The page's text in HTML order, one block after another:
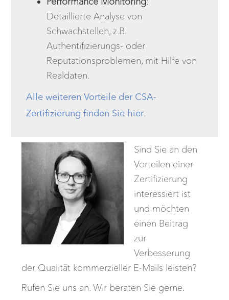
Detaillierte Analyse von
Schwachstellen, z.B.
Authentifizierungs- oder
Reputationsproblemen, mit Hilfe von
Realdaten.
Alle weiteren Vorteile der CSA-
Zertifizierung finden Sie hier.
Sind Sie an den
Vorteilen einer
Zertifizierung
interessiert ist
und möchten
einen Beitrag
zur
Verbesserung
der Qualität kommerzieller E-Mails leisten?
Rufen Sie uns an. Wir beraten Sie gerne.